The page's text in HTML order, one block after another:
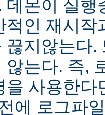
데몬이 실행
적인 재시작
끊지않는다.
않는다. 즉,
을 사용한다
에 로그파